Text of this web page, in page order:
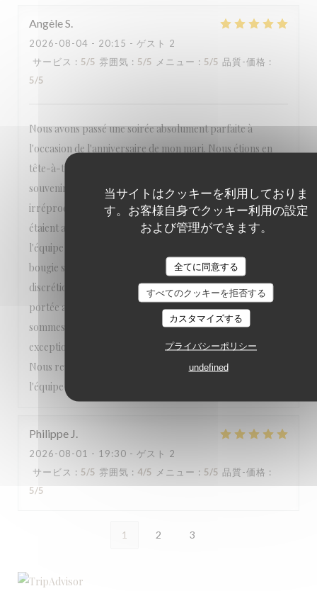
当サイトはクッキーを利用しておりま
す。お客様自身でクッキー利用の設定
および管理ができます。
全てに同意する
すべてのクッキーを拒否する
カスタマイズする
プライバシーポリシー
undefined
AngèleS
2026-08-04 - 20:15 - ゲスト 2
サービス : 5/5 雰囲気 : 5/5 メニュー : 5/5 品質-価格 :
5/5
Nous avons passé une soirée absolument parfaite à
l'occasion de l'anniversaire de mon mari. Nous étions en
tête-à-tête et tout a été réuni pour faire de ce moment un
souvenir inoubliable. L'accueil était chaleureux, le service
irréprochable, attentif sans être envahissant, et les plats
étaient aussi beaux que délicieux. Un immense merci à toute
l'équipe qui a pris en compte ma demande d'apporter une
bougie sur le dessert. Tout a été fait avec beaucoup de
discrétion et d'élégance. Ce souci du détail et cette attention
portée aux clients font vraiment la différence. Nous nous
sommes sentis choyés du début à la fin. Une expérience
exceptionnelle que nous recommandons les yeux fermés.
Nous reviendrons avec grand plaisir. Encore merci à toute
l'équipe pour cette magnifique soirée ! ⭐⭐⭐⭐⭐
Philippe J
2026-08-01 - 19:30 - ゲスト 2
サービス : 5/5 雰囲気 : 4/5 メニュー : 5/5 品質-価格 :
5/5
1 2 3